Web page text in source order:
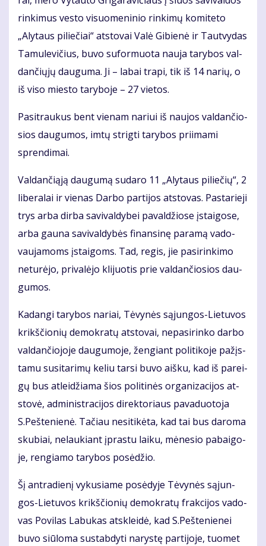
rin­ki­mus ves­to vi­suo­me­ni­nio rin­ki­mų ko­mi­te­to
„Aly­taus pi­lie­čiai“ at­sto­vai Va­lė Gi­bie­nė ir Taut­vy­das
Ta­mu­le­vi­čius, bu­vo su­for­muo­ta nau­ja ta­ry­bos val­
dan­čių­jų dau­gu­ma. Ji – la­bai tra­pi, tik iš 14 na­rių, o
iš vi­so mies­to ta­ry­bo­je – 27 vie­tos.
Pa­si­trau­kus bent vie­nam na­riui iš nau­jos val­dan­čio­
sios dau­gu­mos, im­tų strig­ti ta­ry­bos pri­ima­mi
spren­di­mai.
Val­dan­či­ą­ją dau­gu­mą su­da­ro 11 „Aly­taus pi­lie­čių“, 2
li­be­ra­lai ir vie­nas Dar­bo par­ti­jos at­sto­vas. Pas­ta­rie­ji
trys ar­ba dir­ba sa­vi­val­dy­bei pa­val­džio­se įstai­go­se,
ar­ba gau­na sa­vi­val­dy­bės fi­nan­si­nę pa­ra­mą va­do­
vau­ja­moms įstai­goms. Tad, re­gis, jie pa­si­rin­ki­mo
ne­tu­rė­jo, pri­va­lė­jo kli­juo­tis prie val­dan­čio­sios dau­
gu­mos.
Ka­dan­gi ta­ry­bos na­riai, Tė­vy­nės są­jun­gos-Lie­tu­vos
krikš­čio­nių de­mok­ra­tų at­sto­vai, ne­pa­si­rin­ko dar­bo
val­dan­čio­jo­je dau­gu­mo­je, žen­giant po­li­ti­ko­je pa­žįs­
ta­mu su­si­ta­ri­mų ke­liu tar­si bu­vo aiš­ku, kad iš pa­rei­
gų bus at­lei­džia­ma šios po­li­ti­nės or­ga­ni­za­ci­jos at­
sto­vė, ad­mi­nist­ra­ci­jos di­rek­to­riaus pa­va­duo­to­ja
S.Peš­te­nie­nė. Ta­čiau ne­si­ti­kė­ta, kad tai bus da­ro­ma
sku­biai, ne­lau­kiant įpras­tu lai­ku, mė­ne­sio pa­bai­go­
je, ren­gia­mo ta­ry­bos po­sė­džio.
Šį ant­ra­die­nį vy­ku­sia­me po­sė­dy­je Tė­vy­nės są­jun­
gos-Lie­tu­vos krikš­čio­nių de­mok­ra­tų frak­ci­jos va­do­
vas Po­vi­las La­bu­kas at­sklei­dė, kad S.Peš­te­nie­nei
bu­vo siū­lo­ma su­stab­dy­ti na­rys­tę par­ti­jo­je, tuo­met